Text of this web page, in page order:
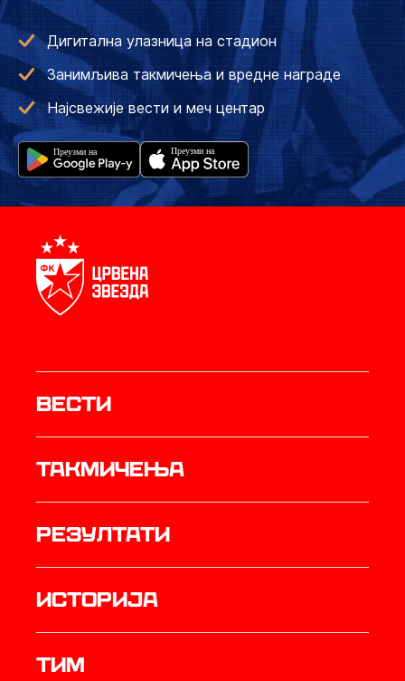
Дигитална улазница на стадион
Занимљива такмичења и вредне награде
Најсвежије вести и меч центар
Вести
Такмичења
резултати
историја
ТИМ